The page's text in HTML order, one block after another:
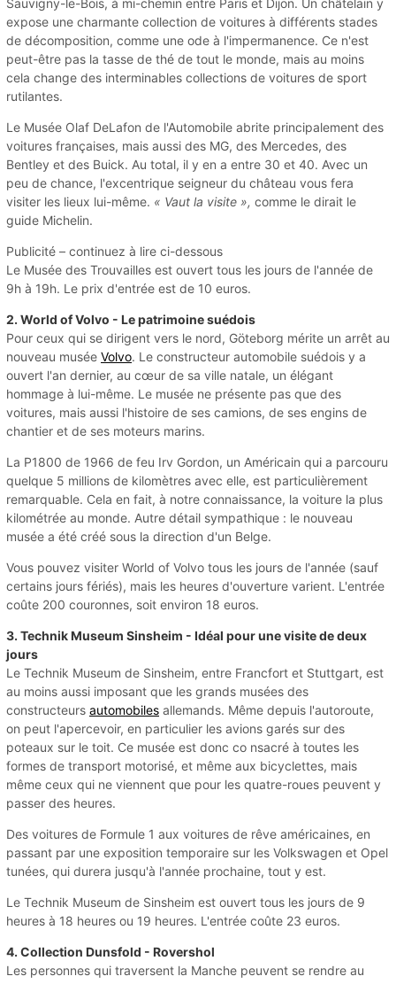
expose une charmante collection de voitures à différents stades
de décomposition, comme une ode à l'impermanence. Ce n'est
peut-être pas la tasse de thé de tout le monde, mais au moins
cela change des interminables collections de voitures de sport
rutilantes.
Le Musée Olaf DeLafon de l'Automobile abrite principalement des
voitures françaises, mais aussi des MG, des Mercedes, des
Bentley et des Buick. Au total, il y en a entre 30 et 40. Avec un
peu de chance, l'excentrique seigneur du château vous fera
visiter les lieux lui-même. « Vaut la visite », comme le dirait le
guide Michelin.
Publicité – continuez à lire ci-dessous
Le Musée des Trouvailles est ouvert tous les jours de l'année de
9h à 19h. Le prix d'entrée est de 10 euros.
2. World of Volvo - Le patrimoine suédois
Pour ceux qui se dirigent vers le nord, Göteborg mérite un arrêt au
nouveau musée Volvo. Le constructeur automobile suédois y a
ouvert l'an dernier, au cœur de sa ville natale, un élégant
hommage à lui-même. Le musée ne présente pas que des
voitures, mais aussi l'histoire de ses camions, de ses engins de
chantier et de ses moteurs marins.
La P1800 de 1966 de feu Irv Gordon, un Américain qui a parcouru
quelque 5 millions de kilomètres avec elle, est particulièrement
remarquable. Cela en fait, à notre connaissance, la voiture la plus
kilométrée au monde. Autre détail sympathique : le nouveau
musée a été créé sous la direction d'un Belge.
Vous pouvez visiter World of Volvo tous les jours de l'année (sauf
certains jours fériés), mais les heures d'ouverture varient. L'entrée
coûte 200 couronnes, soit environ 18 euros.
3. Technik Museum Sinsheim - Idéal pour une visite de deux
jours
Le Technik Museum de Sinsheim, entre Francfort et Stuttgart, est
au moins aussi imposant que les grands musées des
constructeurs automobiles allemands. Même depuis l'autoroute,
on peut l'apercevoir, en particulier les avions garés sur des
poteaux sur le toit. Ce musée est donc co nsacré à toutes les
formes de transport motorisé, et même aux bicyclettes, mais
même ceux qui ne viennent que pour les quatre-roues peuvent y
passer des heures.
Des voitures de Formule 1 aux voitures de rêve américaines, en
passant par une exposition temporaire sur les Volkswagen et Opel
tunées, qui durera jusqu'à l'année prochaine, tout y est.
Le Technik Museum de Sinsheim est ouvert tous les jours de 9
heures à 18 heures ou 19 heures. L'entrée coûte 23 euros.
4. Collection Dunsfold - Rovershol
Les personnes qui traversent la Manche peuvent se rendre au